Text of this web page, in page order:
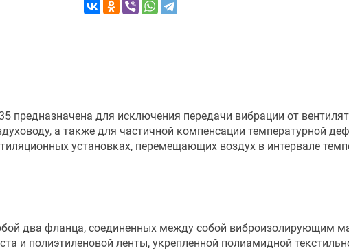
предназначена для исключения передачи вибрации от
а также для частичной компенсации температурной
установках, перемещающих воздух в интервале
два фланца, соединенных между собой виброизолирующим
и полиэтиленовой ленты, укрепленной полиамидной